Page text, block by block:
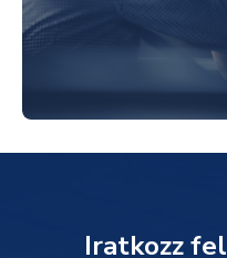
Iratkozz fel